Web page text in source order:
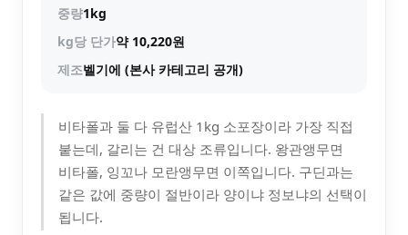
중량1kg
kg당 단가약 10,220원
제조벨기에 (본사 카테고리 공개)
비타폴과 둘 다 유럽산 1kg 소포장이라 가장 직접
붙는데, 갈리는 건 대상 조류입니다. 왕관앵무면
비타폴, 잉꼬나 모란앵무면 이쪽입니다. 구딘과는
같은 값에 중량이 절반이라 양이냐 정보냐의 선택이
됩니다.